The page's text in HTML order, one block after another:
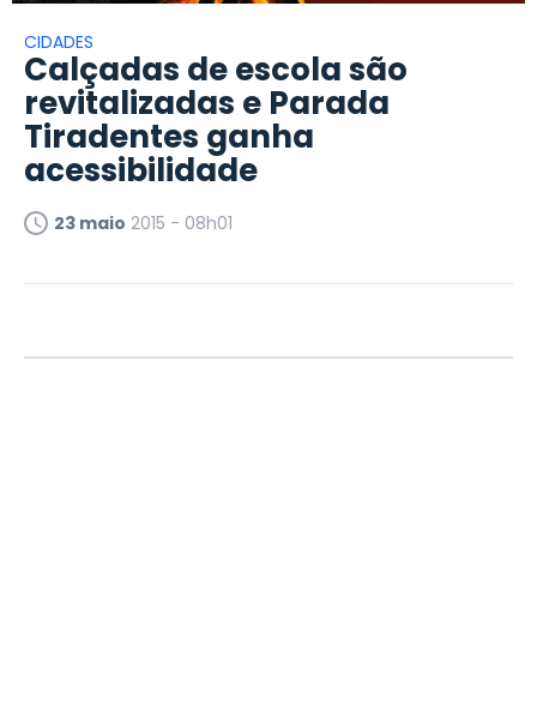
CIDADES
Calçadas de escola são
revitalizadas e Parada
Tiradentes ganha
acessibilidade
23 maio 2015 - 08h01